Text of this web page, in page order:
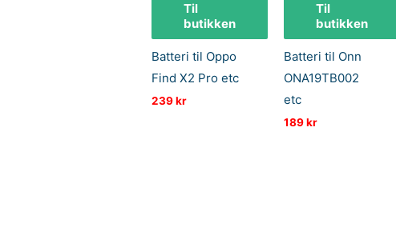
Til
butikken
Batteri til Oppo
Find X2 Pro etc
239kr
Til
butikken
Batteri til Onn
ONA19TB002
etc
189kr